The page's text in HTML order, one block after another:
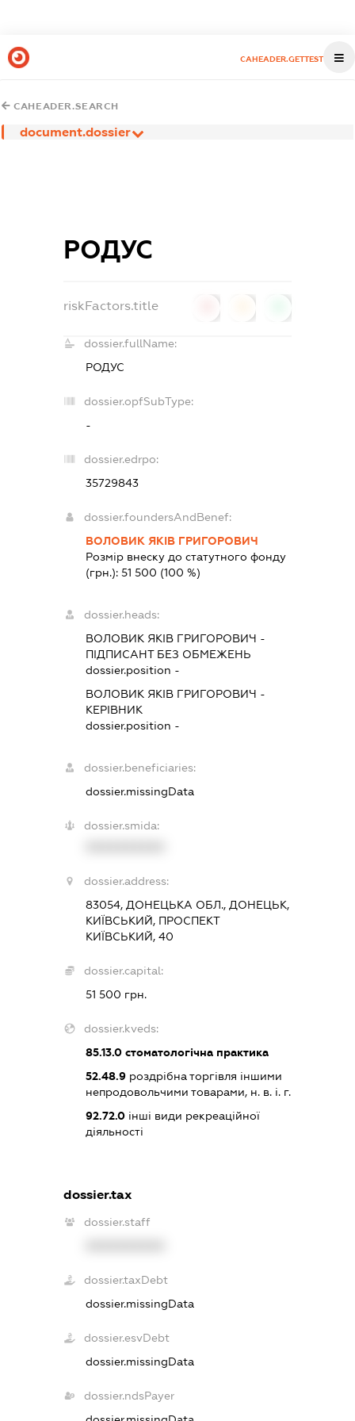
CAHEADER.GETTEST
CAHEADER.SEARCH
document.dossier
РОДУС
riskFactors.title
dossier.fullName:
РОДУС
dossier.opfSubType:
-
dossier.edrpo:
35729843
dossier.foundersAndBenef:
ВОЛОВИК ЯКІВ ГРИГОРОВИЧ
Розмір внеску до статутного фонду
(грн.): 51 500 (100 %)
dossier.heads:
ВОЛОВИК ЯКІВ ГРИГОРОВИЧ -
ПІДПИСАНТБЕЗ ОБМЕЖЕНЬ
dossier.position -
ВОЛОВИК ЯКІВ ГРИГОРОВИЧ -
КЕРІВНИК
dossier.position -
dossier.beneficiaries:
dossier.missingData
dossier.smida:
dossier.address:
83054, ДОНЕЦЬКА ОБЛ., ДОНЕЦЬК,
КИЇВСЬКИЙ, ПРОСПЕКТ
КИЇВСЬКИЙ, 40
dossier.capital:
51 500 грн.
dossier.kveds:
85.13.0стоматологічна практика
52.48.9роздрібна торгівля іншими
непродовольчими товарами, н. в. і. г.
92.72.0інші види рекреаційної
діяльності
dossier.tax
dossier.staff
dossier.taxDebt
dossier.missingData
dossier.esvDebt
dossier.missingData
dossier.ndsPayer